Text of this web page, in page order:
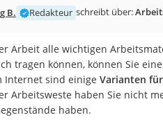
Akku-
Split-
B. Redakteur schreibt über:
Arbeit alle wichtigen
tragen können, können Sie
Internet sind einige Varianten
Arbeitsweste haben Sie nicht
haben.